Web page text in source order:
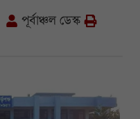
পূর্বাঞ্চল ডেস্ক